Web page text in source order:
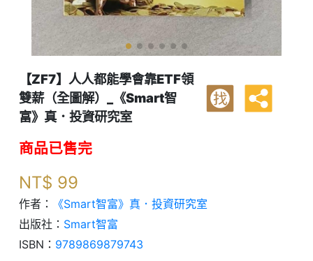
【ZF7】人人都能學會靠ETF領
雙薪（全圖解）_《Smart智
富》真．投資研究室
找
商品已售完
NT$ 99
作者：
《Smart智富》真．投資研究室
出版社： Smart智富
ISBN： 9789869879743